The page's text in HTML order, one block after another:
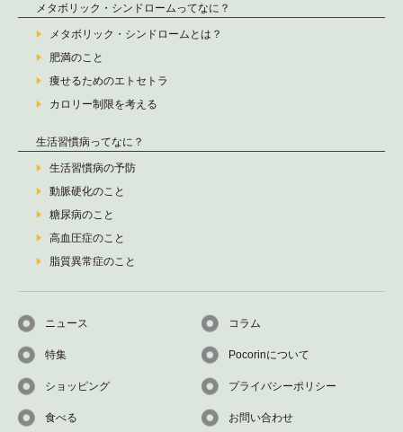
メタボリック・シンドロームってなに？
メタボリック・シンドロームとは？
肥満のこと
痩せるためのエトセトラ
カロリー制限を考える
生活習慣病ってなに？
生活習慣病の予防
動脈硬化のこと
糖尿病のこと
高血圧症のこと
脂質異常症のこと
ニュース
特集
ショッピング
食べる
コラム
Pocorinについて
プライバシーポリシー
お問い合わせ